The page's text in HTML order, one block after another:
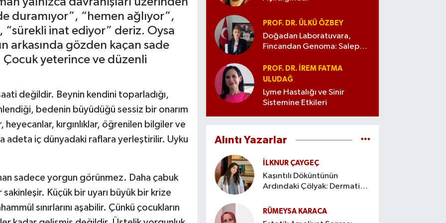
duramıyor”, “hemen ağlıyor”,
“sürekli inat ediyor” deriz. Oysa
arkasında gözden kaçan sade
yeterince ve düzenli
değildir. Beynin kendini toparladığı,
bedenin büyüdüğü sessiz bir onarım
heyecanlar, kırgınlıklar, öğrenilen bilgiler ve
adeta iç dünyadaki raflara yerleştirilir. Uyku
sadece yorgun görünmez. Daha çabuk
Küçük bir uyarı büyük bir krize
sınırlarını aşabilir. Çünkü çocukların
PROF. DR. ÜLKÜ ÖZBEY
Doğadan Laboratuvara,
Fincandan Genoma: Salep
PROF. DR. İREM FATMA
ULUDAĞ
Lyme Hastalığı ve Sinir
Sistemine Etkileri
Alıntı Yazarlar
İLKNUR ÇAYGEÇ
Kaşıntılı Döküntünün
Ardındaki Çölyak: Dermatitis
RÜMEYSA KARACA